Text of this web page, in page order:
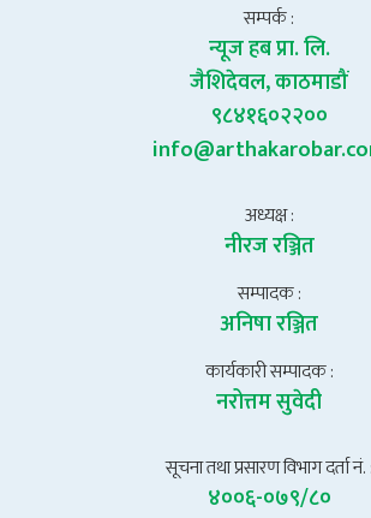
सम्पर्क :
न्यूज हब प्रा. लि.
जैशिदेवल, काठमाडौं
९८४१६०२२००
अध्यक्ष :
नीरज रञ्जित
सम्पादक :
अनिषा रञ्जित
कार्यकारी सम्पादक :
नरोत्तम सुवेदी
सूचना तथा प्रसारण विभाग दर्ता नं. :
४००६-०७९/८०